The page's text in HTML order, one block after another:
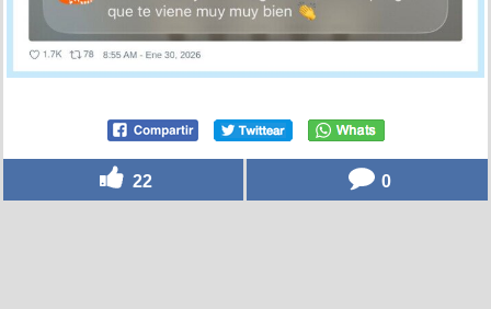
22 0